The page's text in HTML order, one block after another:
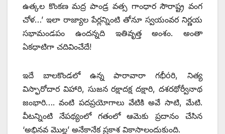
ఉత్కల కొంకణ మద్ర పాండ్ర వత్స గాంధార సౌరాష్ట్ర వంగ
చోళ…’ ఇలా రాజ్యాల పేర్లన్నింటి తోనూ స్వయంవర నిర్ణయ
సభామండపం ఉందన్నది ఇతివృత్త అంశం. అంతా
ఏకధాటిగా చదివించేదే!
ఇదే బాలకొండలో ఉన్న పారావారా గభీóరి, నిత్య
విస్ఫారోదార విహారి, సుజన రక్షాదక్ష దక్షారి, దశరథోర్వీనాథ
జంభారి…. వంటి పదప్రయోగాలు వేటికి అవే సాటి, మేటి.
వీటన్నింటి నేపథ్యంలో గతంలో ఆమెకు ప్రదానం చేసిన
‘అభినవ మొల్ల’ అనేకానేక ప్రకాశ వికాసాలందుకుంది.